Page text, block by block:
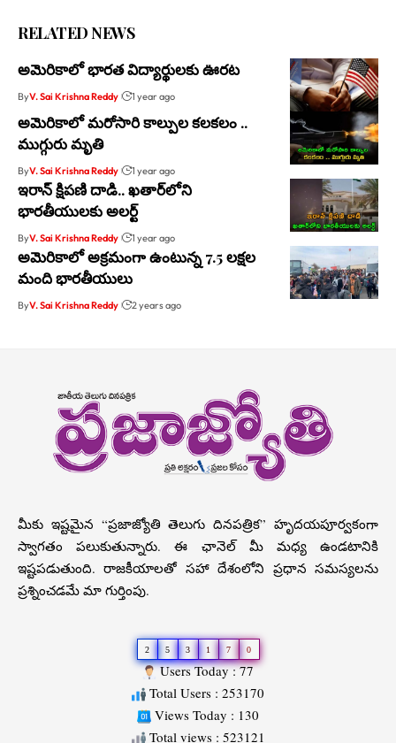
RELATED NEWS
అమెరికాలో భారత విద్యార్థులకు ఊరట
ByV. Sai Krishna Reddy 1 year ago
అమెరికాలో మరోసారి కాల్పుల కలకలం ..
ముగ్గురు మృతి
ByV. Sai Krishna Reddy 1 year ago
ఇరాన్ క్షిపణి దాడి.. ఖ‌తార్‌లోని
భారతీయుల‌కు అల‌ర్ట్‌
ByV. Sai Krishna Reddy 1 year ago
అమెరికాలో అక్రమంగా ఉంటున్న 7.5 లక్షల
మంది భారతీయులు
ByV. Sai Krishna Reddy 2 years ago
మీకు ఇష్టమైన “ప్రజాజ్యోతి తెలుగు దినపత్రిక” హృదయపూర్వకంగా
స్వాగతం పలుకుతున్నారు. ఈ ఛానెల్ మీ మధ్య ఉండటానికి
ఇష్టపడుతుంది. రాజకీయాలతో సహా దేశంలోని ప్రధాన సమస్యలను
ప్రశ్నించడమే మా గుర్తింపు.
2 5 3 1 7 0
Users Today : 77
Total Users : 253170
Views Today : 130
Total views : 523121